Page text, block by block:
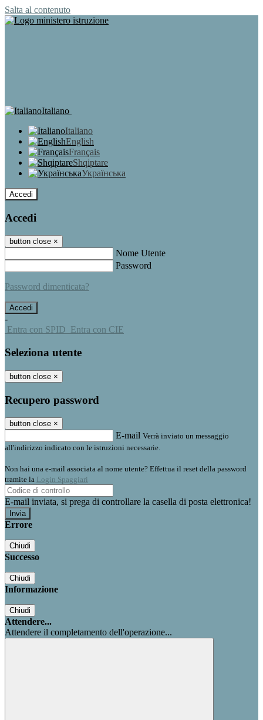
Salta al contenuto
Italiano
Italiano
English
Français
Shqiptare
Українська
Accedi
Accedi
button close ×
Nome Utente
Password
Password dimenticata?
-
Entra con SPID Entra con CIE
Seleziona utente
button close ×
Recupero password
button close ×
E-mail Verrà inviato un messaggio
all'indirizzo indicato con le istruzioni necessarie.
Non hai una e-mail associata al nome utente? Effettua il reset della password
tramite la Login Spaggiari
E-mail inviata, si prega di controllare la casella di posta elettronica!
Errore
Chiudi
Successo
Chiudi
Informazione
Chiudi
Attendere...
Attendere il completamento dell'operazione...